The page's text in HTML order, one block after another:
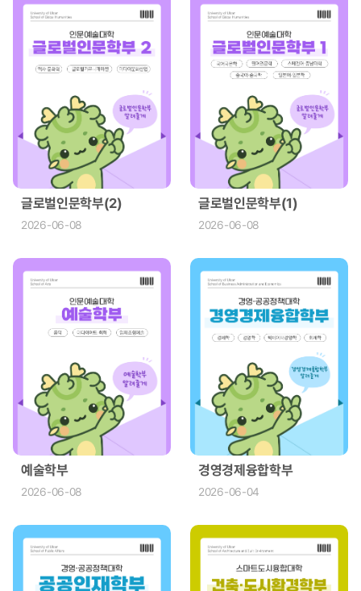
글로벌인문학부(2)
2026-06-08
글로벌인문학부(1)
2026-06-08
예술학부
2026-06-08
경영경제융합학부
2026-06-04